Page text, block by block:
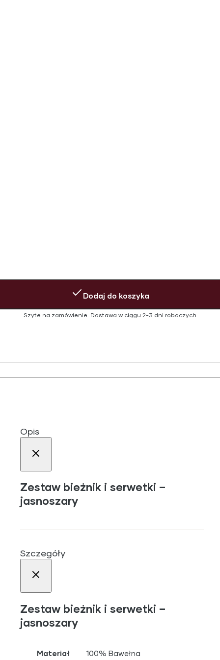
Dodaj do koszyka
Szyte na zamówienie. Dostawa w ciągu 2-3 dni roboczych
Opis
Zestaw bieżnik i serwetki –
jasnoszary
Szczegóły
Zestaw bieżnik i serwetki –
jasnoszary
Materiał 100% Bawełna